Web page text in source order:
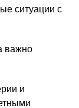
ситуации с
важно
и